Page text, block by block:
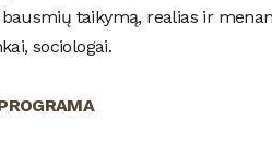
taikymą, realias ir
sociologai.